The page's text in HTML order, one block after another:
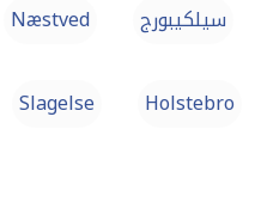
سيلكيبورج Næstved
Holstebro
Slagelse